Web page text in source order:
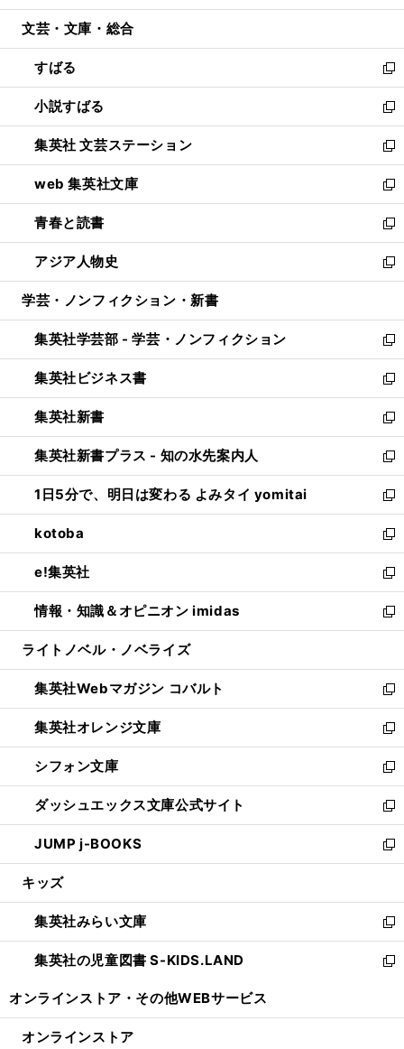
開
ウ
開
く
ン
ウ
で
開
く
ウ
ン
ド
ウ
で
開
く
文芸・文庫・総合
すばる
新
し
い
ウ
ィ
ン
ド
ウ
で
開
く
小説すばる
新
し
い
ウ
ィ
ン
ド
ウ
で
開
集英社 文芸ステーション
新
し
い
ウ
ィ
ン
ド
ウ
開
く
web 集英社文庫
新
し
い
ウ
ィ
ン
ウ
で
開
く
青春と読書
新
し
い
ウ
ン
ド
ウ
で
開
く
アジア人物史
新
し
ウ
ィ
ン
ド
ウ
で
開
く
学芸・ノンフィクション・新書
集英社学芸部 - 学芸・ノンフィクション
新
し
い
ウ
ィ
ン
ド
ウ
で
開
く
集英社ビジネス書
新
し
い
ウ
ィ
ン
ド
ウ
で
開
く
集英社新書
新
し
い
ウ
ィ
ン
ド
ウ
で
開
く
集英社新書プラス - 知の水先案内人
新
し
い
ウ
ィ
ン
ド
ウ
で
開
1日5分で、明日は変わる よみタイ yomitai
新
し
い
ウ
ィ
ン
ド
ウ
開
く
kotoba
新
し
い
ウ
ィ
ン
ウ
で
開
く
e!集英社
新
し
い
ウ
ン
ド
ウ
で
開
く
情報・知識＆オピニオン imidas
新
し
ウ
ィ
ン
ド
ウ
で
開
く
ライトノベル・ノベライズ
集英社Webマガジン コバルト
新
し
い
ウ
ィ
ン
ド
ウ
で
開
集英社オレンジ文庫
新
し
い
ウ
ィ
ン
ド
ウ
開
く
シフォン文庫
新
し
い
ウ
ィ
ン
ウ
で
開
く
ダッシュエックス文庫公式サイト
新
し
い
ウ
ン
ド
ウ
で
JUMP j-BOOKS
新
し
ウ
ィ
ン
ド
開
キッズ
集英社みらい文庫
新
し
い
ン
集英社の児童図書 S-KIDS.LAND
新
ウ
オンラインストア・ その他WEBサービス
オンラインストア